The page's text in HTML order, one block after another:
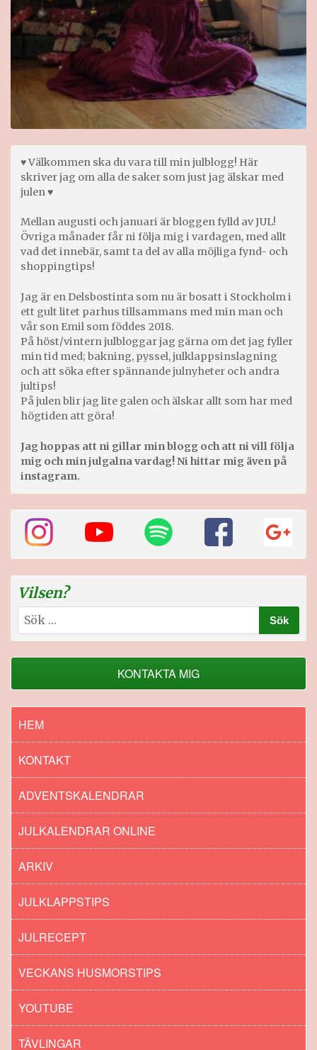
♥ Välkommen ska du vara till min julblogg! Här
skriver jag om alla de saker som just jag älskar med
julen ♥
Mellan augusti och januari är bloggen fylld av JUL!
Övriga månader får ni följa mig i vardagen, med allt
vad det innebär, samt ta del av alla möjliga fynd- och
shoppingtips!
Jag är en Delsbostinta som nu är bosatt i Stockholm i
ett gult litet parhus tillsammans med min man och
vår son Emil som föddes 2018.
På höst/vintern julbloggar jag gärna om det jag fyller
min tid med; bakning, pyssel, julklappsinslagning
och att söka efter spännande julnyheter och andra
jultips!
På julen blir jag lite galen och älskar allt som har med
högtiden att göra!
Jag hoppas att ni gillar min blogg och att ni vill följa
mig och min julgalna vardag! Ni hittar mig även på
instagram.
Vilsen?
Sök
efter:
KONTAKTA MIG
HEM
KONTAKT
ADVENTSKALENDRAR
JULKALENDRAR ONLINE
ARKIV
JULKLAPPSTIPS
JULRECEPT
VECKANS HUSMORSTIPS
YOUTUBE
TÄVLINGAR